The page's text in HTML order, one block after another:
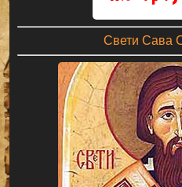
Свети Сава